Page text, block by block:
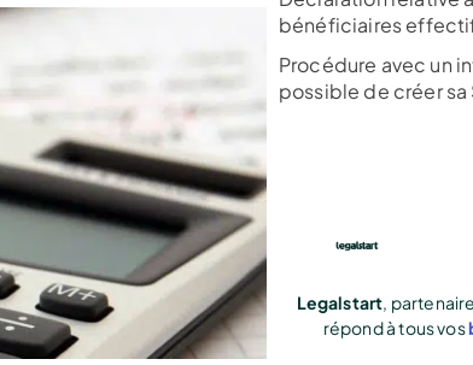
bénéficiaires
Procédure avec un
possible de créer sa
Legalstart,
répond à tous vos